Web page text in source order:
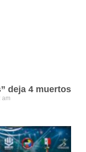
deja 4 muertos
am